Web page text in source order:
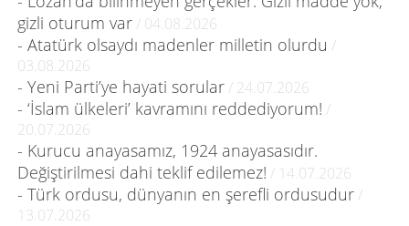
gizli oturum var/ 04.08.2026
- Atatürk olsaydı madenler milletin olurdu /
03.08.2026
- Yeni Parti’ye hayati sorular/ 24.07.2026
- ‘İslam ülkeleri’ kavramını reddediyorum! /
20.07.2026
- Kurucu anayasamız, 1924 anayasasıdır.
Değiştirilmesi dahi teklif edilemez! / 14.07.2026
- Türk ordusu, dünyanın en şerefli ordusudur/
13.07.2026